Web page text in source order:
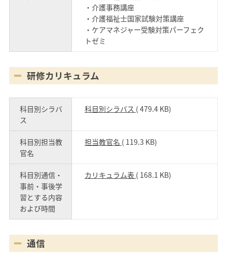
・介護事務講座
・介護福祉士国家試験対策講座
・ケアマネジャー受験対策パーフェク
トゼミ
研修カリキュラム
科目別シラバ
ス
科目別シラバス ( 479.4 KB)
科目別担当教
官名
担当教官名 ( 119.3 KB)
科目別通信・
事前・事後学
習とする内容
および時間
カリキュラム表 ( 168.1 KB)
通信